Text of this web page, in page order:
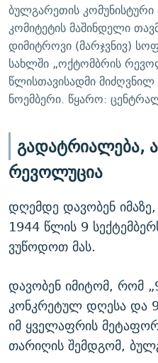
ბულგარეთის
კომიტეტის მაშინდელი
დიმიტროვი (მარჯვნივ)
სახლში „ოქტომბრის
წლისთავისადმი
ნოემბერი. წყარო:
გადატრიალება,
რევოლუცია
დღემდე დავობენ
1944 წლის 9
ვუწოდოთ მას.
დავობენ იმიტომ, რომ
კონკრეტულ დღესა და
იმ ყველაფრის
თარიღის შემდგომ,